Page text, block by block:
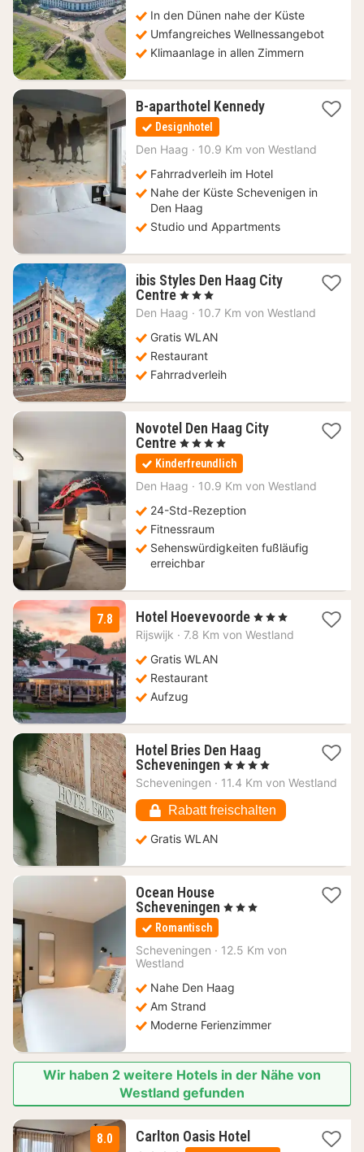
In den Dünen nahe der Küste
Umfangreiches Wellnessangebot
Klimaanlage in allen Zimmern
B-aparthotel Kennedy1
132
Designhotel
Den Haag · 10.9 Km von Westland
Fahrradverleih im Hotel
Nahe der Küste Schevenigen in
Den Haag
Studio und Appartments
ibis Styles Den Haag City
Centre 1
Nacht
ab
83,17
€
, 3 Sterne
Den Haag · 10.7 Km von Westland
Gratis WLAN
Restaurant
Fahrradverleih
Novotel Den Haag City
Centre 1
Nacht
ab
85
, 4 Sterne
Kinderfreundlich
Den Haag · 10.9 Km von Westland
24-Std-Rezeption
Fitnessraum
Sehenswürdigkeiten fußläufig
erreichbar
7.8 Hotel Hoevevoorde 1
Nacht
, 3 Sterne
Rijswijk · 7.8 Km von Westland
Gratis WLAN
Restaurant
Aufzug
Hotel Bries Den Haag
Scheveningen 1
Nacht
118,35
€
, 4 Sterne
Scheveningen · 11.4 Km von Westland
Rabatt freischalten
Gratis WLAN
Ocean House
Scheveningen 1
134
, 3 Sterne
Romantisch
Scheveningen · 12.5 Km von
Westland
Nahe Den Haag
Am Strand
Moderne Ferienzimmer
Wir haben 2 weitere Hotels in der Nähe von
Westland gefunden
8.0 Carlton Oasis Hotel1